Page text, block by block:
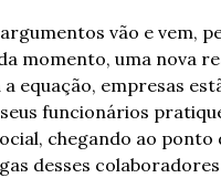
vão e vem,
momento, uma nova
equação, empresas
funcionários
chegando ao ponto
desses